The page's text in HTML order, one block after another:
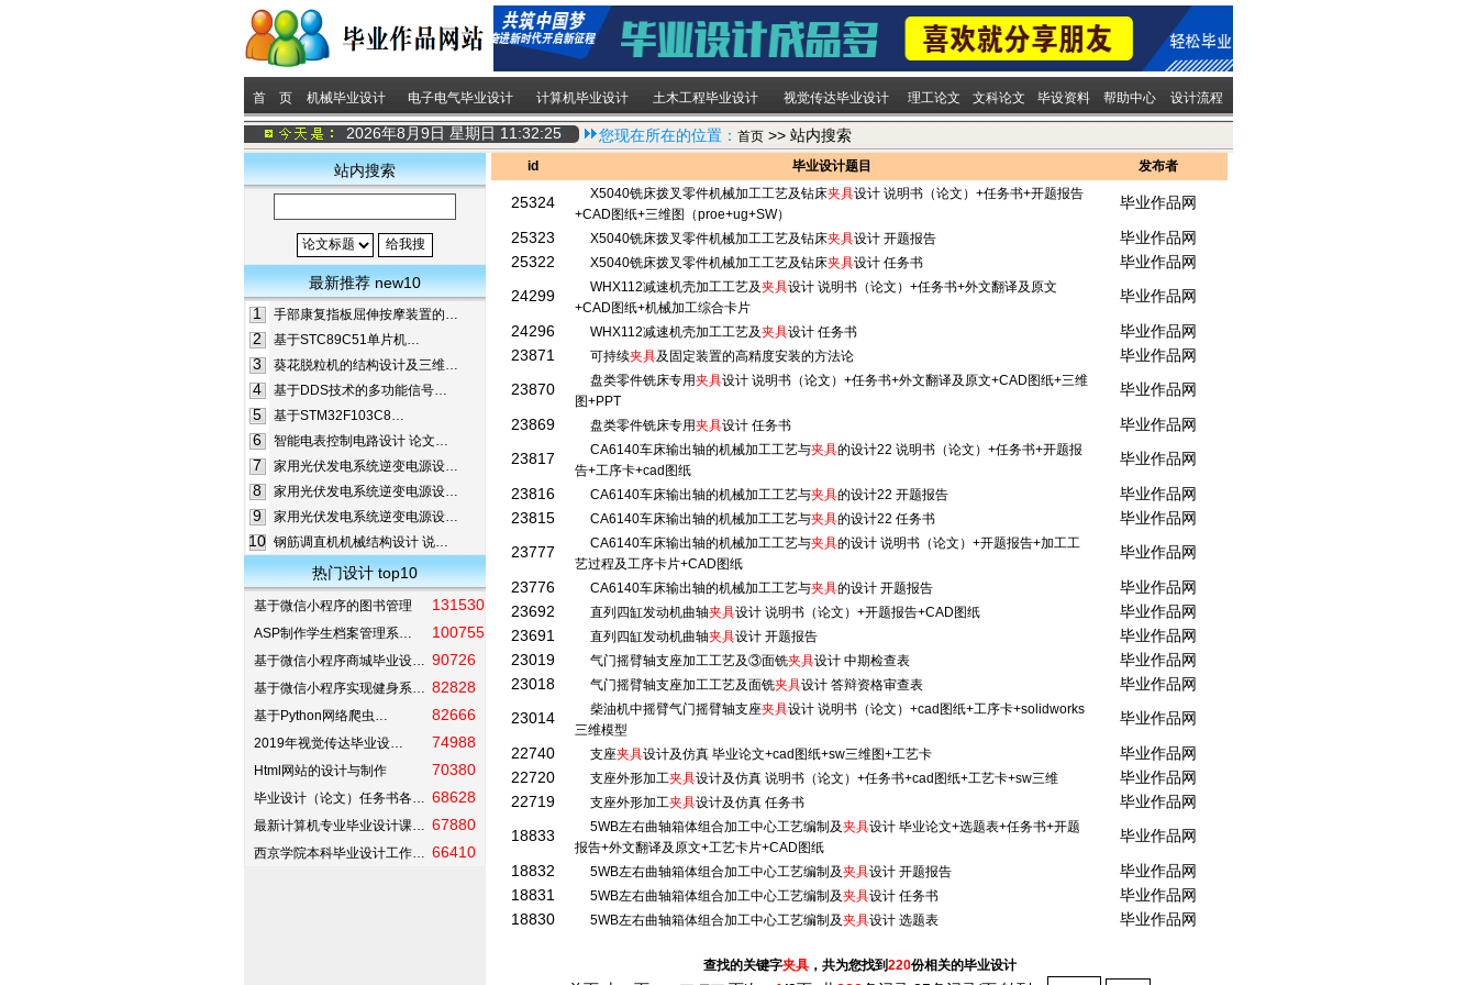
首 页 机械毕业设计 电子电气毕业设计 计算机毕业设计 土木工程毕业设计 视觉传达毕业设计 理工论文 文科论文 毕设资料 帮助中心 设计流程
2026年8月9日 星期日 11:32:25 您现在所在的位置： 首页 >> 站内搜索
站内搜索
最新推荐 new10
1
手部康复指板屈伸按摩装置的…
2 基于STC89C51单片机…
3 葵花脱粒机的结构设计及三维…
4 基于DDS技术的多功能信号…
5 基于STM32F103C8…
6 智能电表控制电路设计 论文…
7 家用光伏发电系统逆变电源设…
8 家用光伏发电系统逆变电源设…
9 家用光伏发电系统逆变电源设…
10 钢筋调直机机械结构设计 说…
热门设计 top10
基于微信小程序的图书管理 131530
ASP制作学生档案管理系… 100755
基于微信小程序商城毕业设… 90726
基于微信小程序实现健身系… 82828
基于Python网络爬虫… 82666
2019年视觉传达毕业设… 74988
Html网站的设计与制作 70380
毕业设计（论文）任务书各… 68628
最新计算机专业毕业设计课… 67880
西京学院本科毕业设计工作… 66410
id 毕业设计题目 发布者
25324 X5040铣床拨叉零件机械加工工艺及钻床夹具设计 说明书（论文）+任务书+开题报告
+CAD图纸+三维图（proe+ug+SW）
毕业作品网
25323
X5040铣床拨叉零件机械加工工艺及钻床夹具设计 开题报告
毕业作品网
25322
X5040铣床拨叉零件机械加工工艺及钻床夹具设计 任务书
毕业作品网
24299
WHX112减速机壳加工工艺及夹具设计 说明书（论文）+任务书+外文翻译及原文
+CAD图纸+机械加工综合卡片
毕业作品网
24296
WHX112减速机壳加工工艺及夹具设计 任务书
毕业作品网
23871
可持续夹具及固定装置的高精度安装的方法论
毕业作品网
23870
盘类零件铣床专用夹具设计 说明书（论文）+任务书+外文翻译及原文+CAD图纸+三维
图+PPT
毕业作品网
23869
盘类零件铣床专用夹具设计 任务书
毕业作品网
23817
CA6140车床输出轴的机械加工工艺与夹具的设计22 说明书（论文）+任务书+开题报
告+工序卡+cad图纸
毕业作品网
23816
CA6140车床输出轴的机械加工工艺与夹具的设计22 开题报告
毕业作品网
23815
CA6140车床输出轴的机械加工工艺与夹具的设计22 任务书
毕业作品网
23777
CA6140车床输出轴的机械加工工艺与夹具的设计 说明书（论文）+开题报告+加工工
艺过程及工序卡片+CAD图纸
毕业作品网
23776
CA6140车床输出轴的机械加工工艺与夹具的设计 开题报告
毕业作品网
23692
直列四缸发动机曲轴夹具设计 说明书（论文）+开题报告+CAD图纸
毕业作品网
23691
直列四缸发动机曲轴夹具设计 开题报告
毕业作品网
23019
气门摇臂轴支座加工工艺及③面铣夹具设计 中期检查表
毕业作品网
23018
气门摇臂轴支座加工工艺及面铣夹具设计 答辩资格审查表
毕业作品网
23014
柴油机中摇臂气门摇臂轴支座夹具设计 说明书（论文）+cad图纸+工序卡+solidworks
三维模型
毕业作品网
22740
支座夹具设计及仿真 毕业论文+cad图纸+sw三维图+工艺卡
毕业作品网
22720
支座外形加工夹具设计及仿真 说明书（论文）+任务书+cad图纸+工艺卡+sw三维
毕业作品网
22719
支座外形加工夹具设计及仿真 任务书
毕业作品网
18833
5WB左右曲轴箱体组合加工中心工艺编制及夹具设计 毕业论文+选题表+任务书+开题
报告+外文翻译及原文+工艺卡片+CAD图纸
毕业作品网
18832
5WB左右曲轴箱体组合加工中心工艺编制及夹具设计 开题报告
毕业作品网
18831
5WB左右曲轴箱体组合加工中心工艺编制及夹具设计 任务书
毕业作品网
18830
5WB左右曲轴箱体组合加工中心工艺编制及夹具设计 选题表 毕业作品网
查找的关键字夹具，共为您找到220份相关的毕业设计